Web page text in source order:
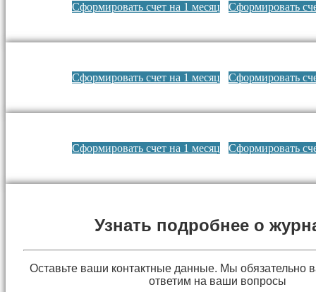
Сформировать счет на 1 месяц Сформировать
Сформировать счет на 1 месяц Сформировать
Сформировать счет на 1 месяц Сформировать
Узнать подробнее о
Оставьте ваши контактные данные. Мы обязательно
ответим на ваши вопросы